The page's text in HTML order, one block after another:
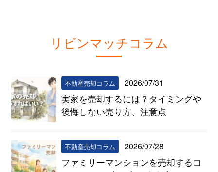
リビンマッチコラム
不動産売却コラム 2026/07/31
実家を売却するには？タイミングや
後悔しない売り方、注意点
不動産売却コラム 2026/07/28
ファミリーマンションを売却するコ